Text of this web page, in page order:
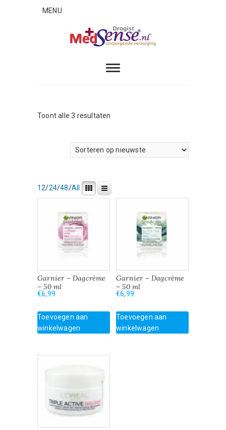
MENU
Toont alle 3 resultaten
12/24/48/All
Garnier – Dagcrème
– 50 ml
€6,99
Toevoegen aan
winkelwagen
Garnier – Dagcrème
– 50 ml
€6,99
Toevoegen aan
winkelwagen